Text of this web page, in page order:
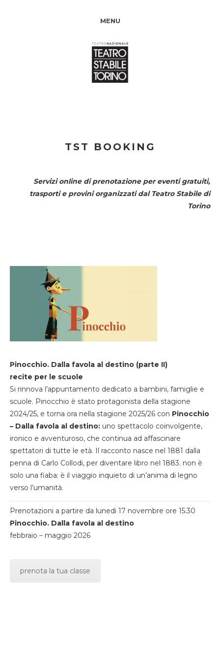
MENU
TST BOOKING
Servizi online di prenotazione per eventi gratuiti,
trasporti e provini organizzati dal Teatro Stabile di
Torino
Pinocchio. Dalla favola al destino (parte II)
recite per le scuole
Si rinnova l’appuntamento dedicato a bambini, famiglie e
scuole. Pinocchio è stato protagonista della stagione
2024/25, e torna ora nella stagione 2025/26 con Pinocchio
– Dalla favola al destino: uno spettacolo coinvolgente,
ironico e avventuroso, che continua ad affascinare
spettatori di tutte le età. Il racconto nasce nel 1881 dalla
penna di Carlo Collodi, per diventare libro nel 1883. non è
solo una fiaba: è il viaggio inquieto di un’anima di legno
verso l’umanità.
Prenotazioni a partire da lunedi 17 novembre ore 15.30
Pinocchio. Dalla favola al destino
febbraio – maggio 2026
prenota la tua classe